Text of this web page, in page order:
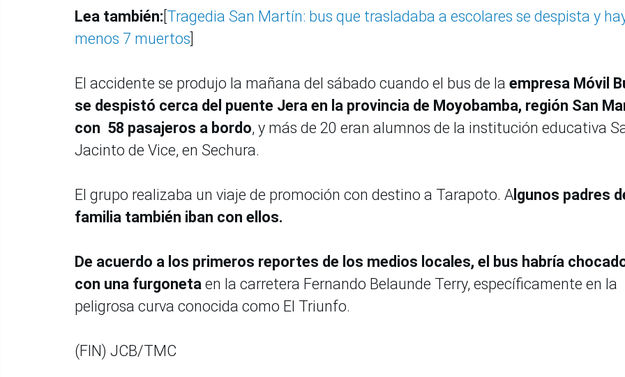
Lea también:[Tragedia San Martín: bus que trasladaba a escolares se despista y
menos 7 muertos]
El accidente se produjo la mañana del sábado cuando el bus de la empresa Móvil
se despistó cerca del puente Jera en la provincia de Moyobamba, región San
con 58 pasajeros a bordo, y más de 20 eran alumnos de la institución educativa
Jacinto de Vice, en Sechura.
El grupo realizaba un viaje de promoción con destino a Tarapoto. A lgunos padres
familia también iban con ellos.
De acuerdo a los primeros reportes de los medios locales, el bus habría
con una furgoneta en la carretera Fernando Belaunde Terry, específicamente en la
peligrosa curva conocida como El Triunfo.
(FIN) JCB/TMC